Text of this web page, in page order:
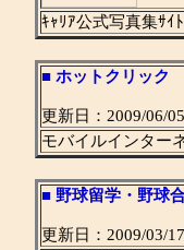
ｷｬﾘｱ公式写真集ｻｲ
■ ホットクリック
更新日：2009/06/
モバイルインター
■ 野球留学・野球
更新日：2009/03/